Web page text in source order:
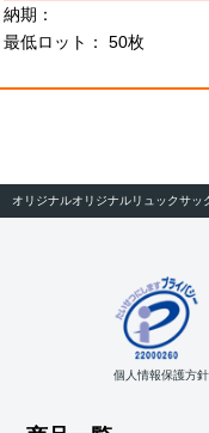
納期：
最低ロット：
50枚
オリジナルオリジナルリュックサッ
個人情報保護方針